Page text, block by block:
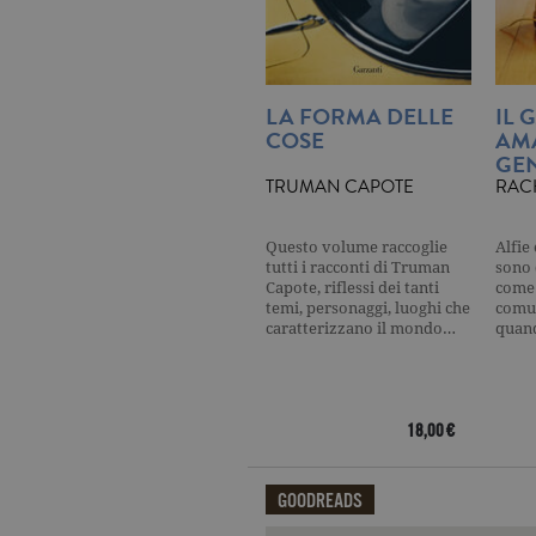
LA FORMA DELLE
COSE
TRUMAN CAPOTE
Questo volume raccoglie
tutti i racconti di Truman
Capote, riflessi dei tanti
temi, personaggi, luoghi che
caratterizzano il mondo…
18,00 €
IL
Alfie
GOODREADS
CookieScriptConsent
.facebook.com
locale
.facebook.com
_fbp
.garzanti.it
oo
.facebook.com